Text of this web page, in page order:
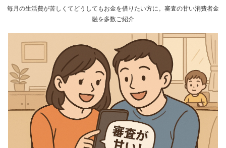
毎月の生活費が苦しくてどうしてもお金を借りたい方に。審査の甘い消費者金
融を多数ご紹介